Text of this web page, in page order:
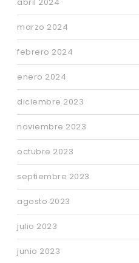
marzo 2024
febrero 2024
enero 2024
diciembre 2023
noviembre 2023
octubre 2023
septiembre 2023
agosto 2023
julio 2023
junio 2023